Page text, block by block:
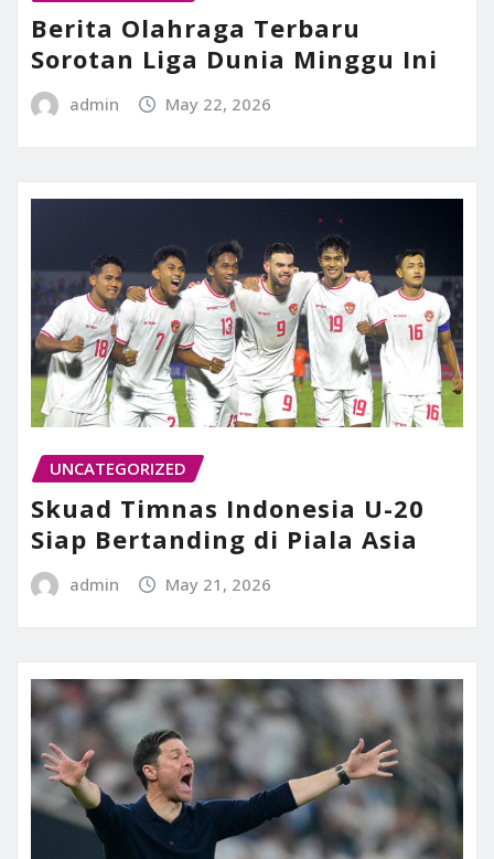
Berita Olahraga Terbaru
Sorotan Liga Dunia Minggu Ini
admin May 22, 2026
UNCATEGORIZED
Skuad Timnas Indonesia U-20
Siap Bertanding di Piala Asia
admin May 21, 2026